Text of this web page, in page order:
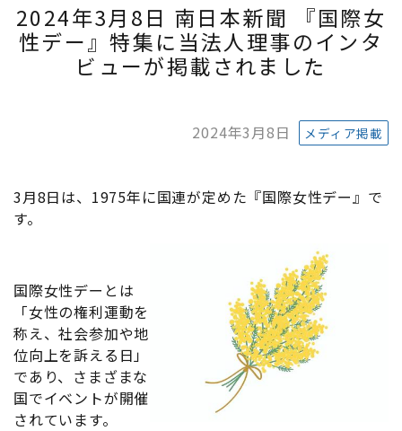
2024年3月8日 南日本新聞 『国際女
性デー』特集に当法人理事のインタ
ビューが掲載されました
2024年3月8日 メディア掲載
3月8日は、1975年に国連が定めた『国際女性デー』で
す。
国際女性デーとは
「女性の権利運動を
称え、社会参加や地
位向上を訴える日」
であり、さまざまな
国でイベントが開催
されています。